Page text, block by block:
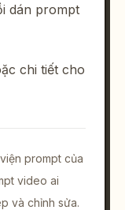
dán prompt
chi tiết cho
prompt của
video ai
và chỉnh sửa.